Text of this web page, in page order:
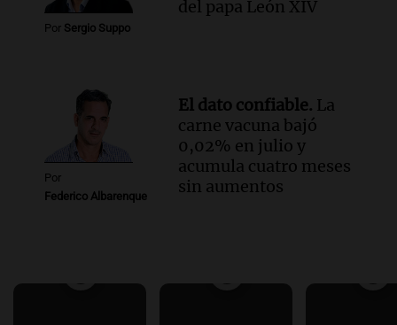
Por Sergio Suppo
del papa León XIV
Por
Federico Albarenque
El dato confiable. La
carne vacuna bajó
0,02% en julio y
acumula cuatro meses
sin aumentos